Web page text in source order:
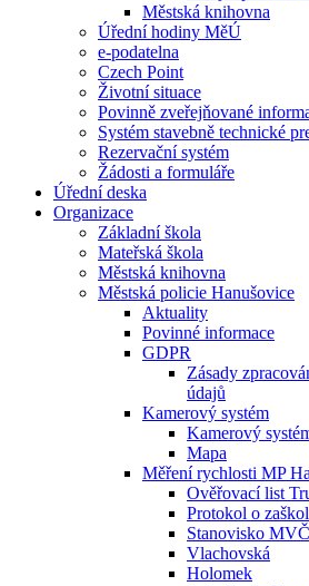
Městská knihovna
Úřední hodiny MěÚ
e-podatelna
Czech Point
Životní situace
Povinně zveřejňované
Systém stavebně technické
Rezervační systém
Žádosti a formuláře
Úřední deska
Organizace
Základní škola
Mateřská škola
Městská knihovna
Městská policie Hanušovice
Aktuality
Povinné informace
GDPR
Zásady
údajů
Kamerový systém
Kamerový
Mapa
Měření rychlosti MP
Ověřovací list
Protokol o
Stanovisko
Vlachovská
Holomek